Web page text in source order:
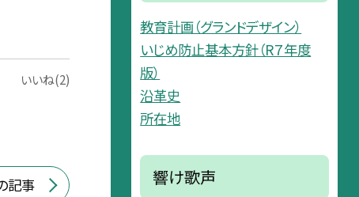
いいね(2)
記事
教育計画（グランドデザイン）
いじめ防止基本方針（R７年度
版）
沿革史
所在地
響け歌声